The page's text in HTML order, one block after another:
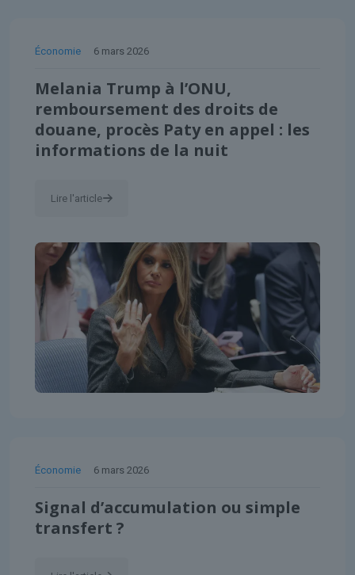
Économie 6 mars 2026
Melania Trump à l’ONU,
remboursement des droits de
douane, procès Paty en appel : les
informations de la nuit
Lire l'article
Économie 6 mars 2026
Signal d’accumulation ou simple
transfert ?